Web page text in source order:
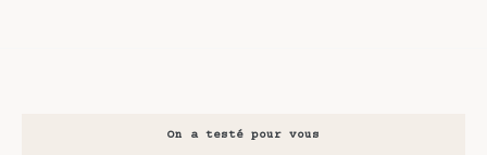
On a testé pour vous